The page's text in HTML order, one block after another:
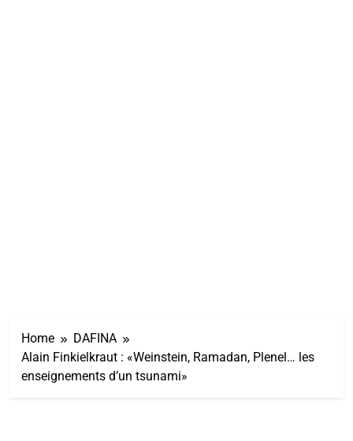
Home
DAFINA
Alain Finkielkraut : «Weinstein, Ramadan, Plenel… les
enseignements d’un tsunami»